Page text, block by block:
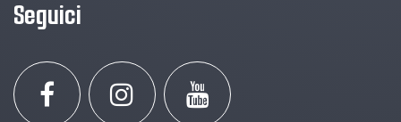
Seguici